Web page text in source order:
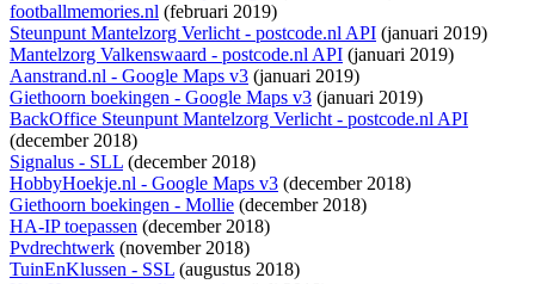
footballmemories.nl (februari 2019)
Steunpunt Mantelzorg Verlicht - postcode.nl API (januari 2019)
Mantelzorg Valkenswaard - postcode.nl API (januari 2019)
Aanstrand.nl - Google Maps v3 (januari 2019)
Giethoorn boekingen - Google Maps v3 (januari 2019)
BackOffice Steunpunt Mantelzorg Verlicht - postcode.nl API
(december 2018)
Signalus - SLL (december 2018)
HobbyHoekje.nl - Google Maps v3 (december 2018)
Giethoorn boekingen - Mollie (december 2018)
HA-IP toepassen (december 2018)
Pvdrechtwerk (november 2018)
TuinEnKlussen - SSL (augustus 2018)